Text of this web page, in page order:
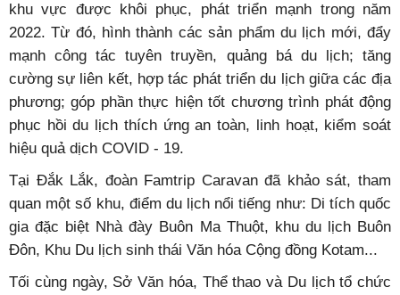
khu vực được khôi phục, phát triển mạnh trong năm
2022. Từ đó, hình thành các sản phẩm du lịch mới, đẩy
mạnh công tác tuyên truyền, quảng bá du lịch; tăng
cường sự liên kết, hợp tác phát triển du lịch giữa các địa
phương; góp phần thực hiện tốt chương trình phát động
phục hồi du lịch thích ứng an toàn, linh hoạt, kiểm soát
hiệu quả dịch COVID - 19.
Tại Đắk Lắk, đoàn Famtrip Caravan đã khảo sát, tham
quan một số khu, điểm du lịch nổi tiếng như: Di tích quốc
gia đặc biệt Nhà đày Buôn Ma Thuột, khu du lịch Buôn
Đôn, Khu Du lịch sinh thái Văn hóa Cộng đồng Kotam...
Tối cùng ngày, Sở Văn hóa, Thể thao và Du lịch tổ chức